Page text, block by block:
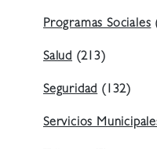
Programas Sociales
Salud (213)
Seguridad(132)
Servicios